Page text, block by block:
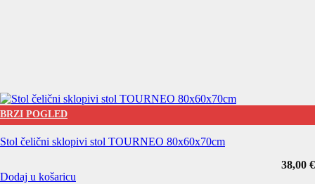
BRZI POGLED
Stol čelični sklopivi stol TOURNEO 80x60x70cm
38,00 €
Dodaj u košaricu